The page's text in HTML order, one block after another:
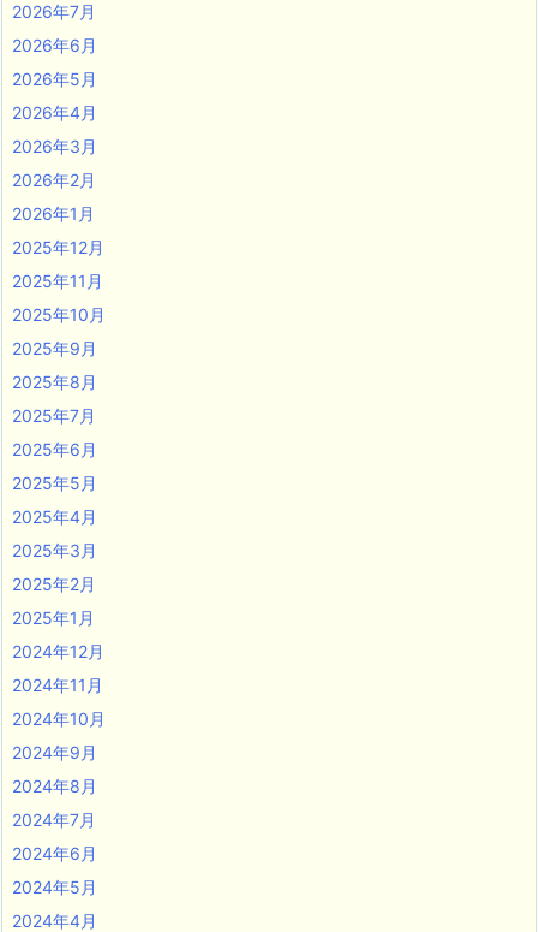
2026年7月
2026年6月
2026年5月
2026年4月
2026年3月
2026年2月
2026年1月
2025年12月
2025年11月
2025年10月
2025年9月
2025年8月
2025年7月
2025年6月
2025年5月
2025年4月
2025年3月
2025年2月
2025年1月
2024年12月
2024年11月
2024年10月
2024年9月
2024年8月
2024年7月
2024年6月
2024年5月
2024年4月